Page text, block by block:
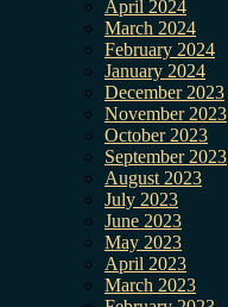
April 2024
March 2024
February 2024
January 2024
December 2023
November 2023
October 2023
September 2023
August 2023
July 2023
June 2023
May 2023
April 2023
March 2023